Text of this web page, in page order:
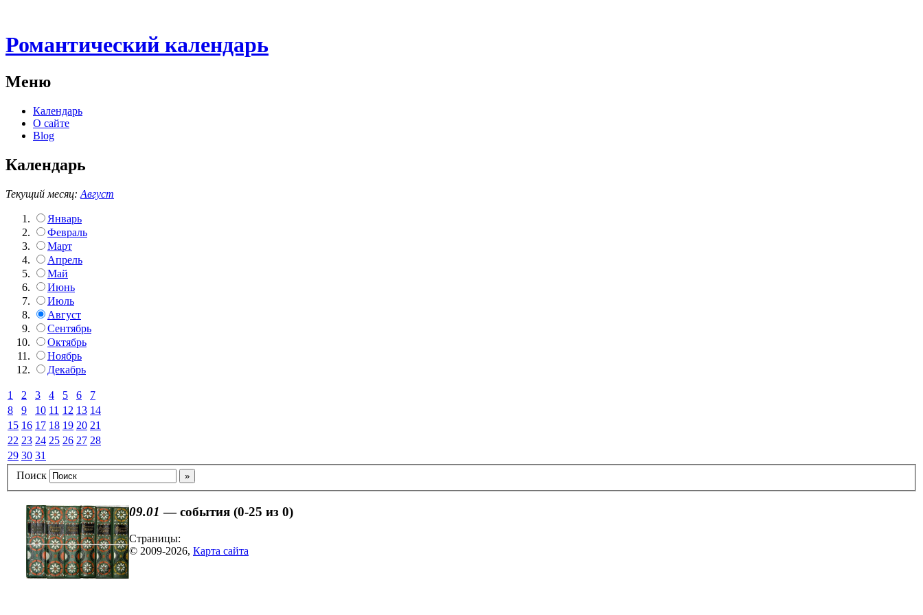
Романтический календарь
Меню
Календарь
О сайте
Blog
Календарь
Текущий месяц: Август
Январь
Февраль
Март
Апрель
Май
Июнь
Июль
Август
Сентябрь
Октябрь
Ноябрь
Декабрь
1 2 3 4 5 6
7
8
9 10 11 12 13 14
15 16 17 18 19 20 21
22 23 24 25 26 27 28
29 30 31
Поиск
09.01 — события (0-25 из 0)
Страницы:
© 2009-2026, Карта сайта